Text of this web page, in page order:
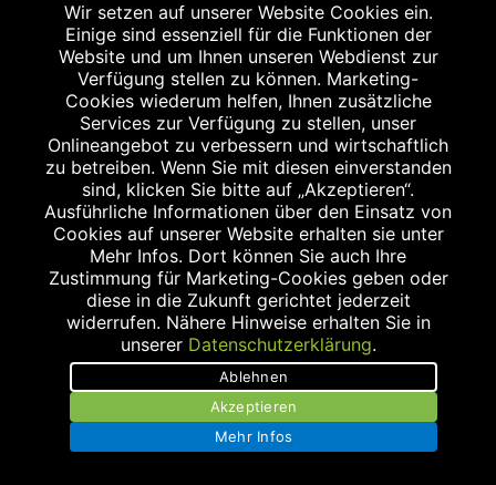
Impressum
Datenschutz
Barrierefreiheit
Kontakt
Bildnachweis
Abgabe in haushaltsüblichen Mengen, solange der Vorrat reicht. Für Druck-
Zu Risiken und Nebenwirkungen lesen Sie die Packungsbeilage und fragen
Sie Ihren Arzt oder Apotheker.
Wir setzen auf unserer Website Cookies ein.
Einige sind essenziell für die Funktionen der
Website und um Ihnen unseren Webdienst zur
Verfügung stellen zu können. Marketing-
Cookies wiederum helfen, Ihnen zusätzliche
Services zur Verfügung zu stellen, unser
Onlineangebot zu verbessern und wirtschaftlich
zu betreiben. Wenn Sie mit diesen einverstanden
sind, klicken Sie bitte auf „Akzeptieren“.
Ausführliche Informationen über den Einsatz von
Cookies auf unserer Website erhalten sie unter
Mehr Infos. Dort können Sie auch Ihre
Zustimmung für Marketing-Cookies geben oder
diese in die Zukunft gerichtet jederzeit
widerrufen. Nähere Hinweise erhalten Sie in
unserer Datenschutzerklärung.
Ablehnen
Akzeptieren
Mehr Infos